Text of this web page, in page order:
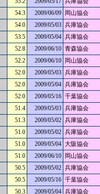
54.3 2009/06/09
岡山協会
54.0 2009/05/03 兵庫協会
53.5 2009/05/04 兵庫協会
52.8 2009/06/10 青森協会
52.2 2009/06/10
岡山協会
52.0 2009/05/03 兵庫協会
52.0 2009/05/04 兵庫協会
52.0 2009/05/16 千葉協会
51.4 2009/05/03 兵庫協会
51.3 2009/05/02 兵庫協会
51.0 2009/05/02 兵庫協会
51.0 2009/05/04 大阪協会
51.0 2009/06/10
岡山協会
50.5 2009/05/02 兵庫協会
50.5 2009/05/16 千葉協会
50.3 2009/05/04 兵庫協会